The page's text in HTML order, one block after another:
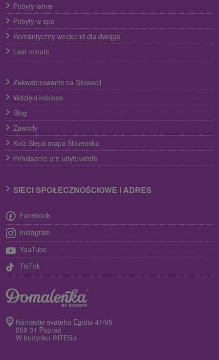
Pobyty letnie
Pobyty w spa
Romantyczny weekend dla dwojga
Last minute
Zakwaterowanie na Słowacji
Wdzięki kobiece
Blog
Zawody
Kvíz Slepá mapa Slovenska
Prihlásenie pre ubytovateľa
SIECI SPOŁECZNOŚCIOWE I ADRES
Facebook
Instagram
YouTube
TikTok
Námestie svätého Egídia 41/95
058 01 Poprad
W budynku INTESu